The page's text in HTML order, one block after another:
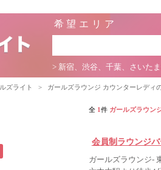
希望エリア
> 新宿、渋谷、千葉、さいた
ズライト > ガールズラウンジ カウンターレディ
全 1件 ガールズラウン
会員制ラウンジ
ガールズラウンジ-